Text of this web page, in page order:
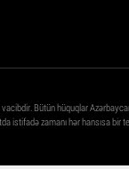
Bütün hüquqlar
istifadə zamanı hər hansısa